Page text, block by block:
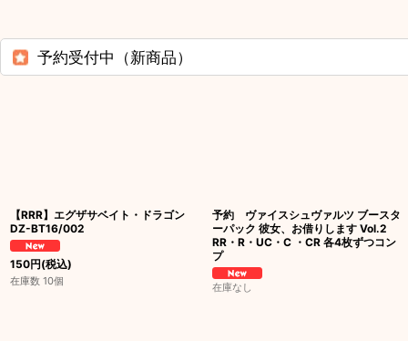
予約受付中（新商品）
【RRR】エグザサベイト・ドラゴン
DZ-BT16/002
150円(税込)
在庫数 10個
予約 ヴァイスシュヴァルツ ブースタ
ーパック 彼女、お借りします Vol.2
RR・R・UC・C ・CR 各4枚ずつコン
プ
在庫なし